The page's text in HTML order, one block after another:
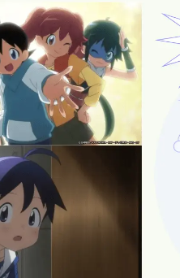
声優記事一覧